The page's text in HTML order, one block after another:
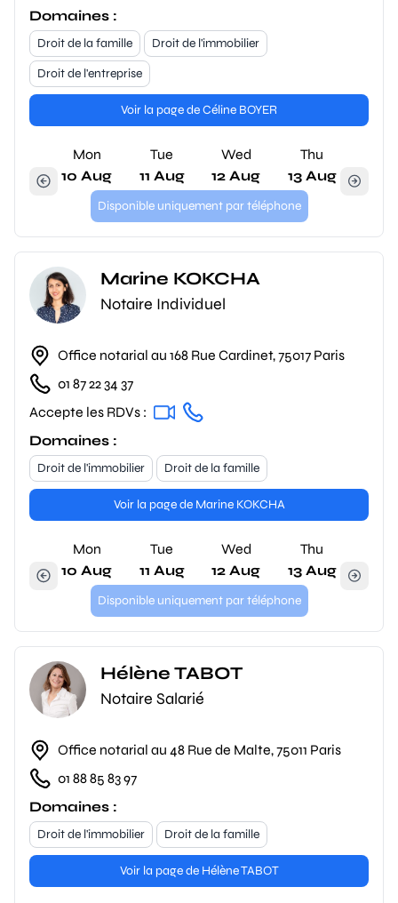
Domaines :
Droit de la famille
Droit de l'immobilier
Droit de l'entreprise
Voir la page de Céline BOYER
Mon
10 Aug
Tue
11 Aug
Wed
12 Aug
Thu
13 Aug
Disponible uniquement par téléphone
Marine KOKCHA
Notaire Individuel
Office notarial au 168 Rue Cardinet, 75017 Paris
01 87 22 34 37
Accepte les RDVs :
Domaines :
Droit de l'immobilier Droit de la famille
Voir la page de Marine KOKCHA
Mon
10 Aug
Tue
11 Aug
Wed
12 Aug
Thu
13 Aug
Disponible uniquement par téléphone
Hélène TABOT
Notaire Salarié
Office notarial au 48 Rue de Malte, 75011 Paris
01 88 85 83 97
Domaines :
Droit de l'immobilier Droit de la famille
Voir la page de Hélène TABOT